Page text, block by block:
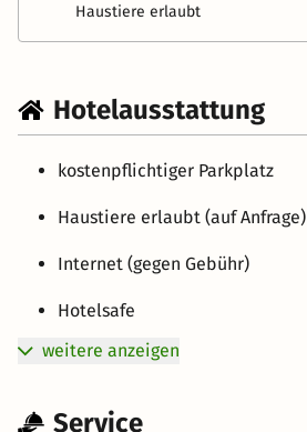
Haustiere erlaubt
Hotelausstattung
kostenpflichtiger Parkplatz
Haustiere erlaubt (auf Anfrage)
Internet (gegen Gebühr)
Hotelsafe
weitere anzeigen
Service